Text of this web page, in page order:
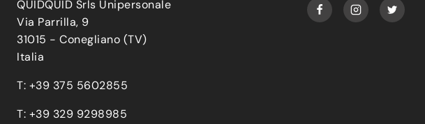
QUIDQUID Srls Unipersonale
Via Parrilla, 9
31015 - Conegliano (TV)
Italia
T: +39 375 5602855
T: +39 329 9298985